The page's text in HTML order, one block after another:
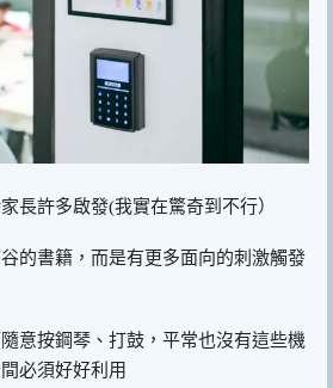
長許多啟發(我實在驚奇到不行）
的書籍，而是有更多面向的刺激觸發
意按鋼琴、打鼓，平常也沒有這些機
必須好好利用